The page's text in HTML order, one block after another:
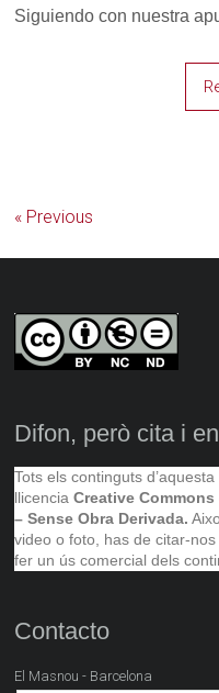
Siguiendo con nuestra
« Previous
Difon, però cita i
Tots els continguts
llicenciaCreative
– Sense Obra Derivada.
video o foto, has de citar-
fer un ús comercial dels
Contacto
El Masnou - Barcelona